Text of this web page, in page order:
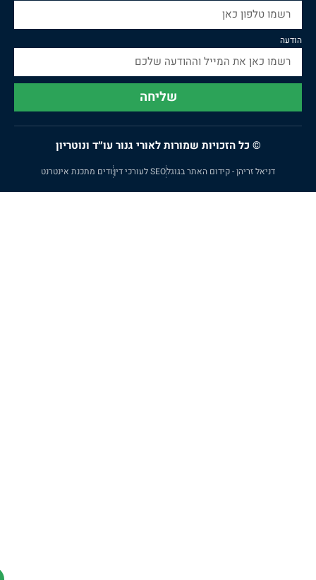
הודעה
שליחה
© כל הזכויות שמורות לאורי גנור עו״ד ונוטריון
דניאל זריהן - קידום האתר בגוגלSEO לעורכי דין ודים מתכנת אינטרנט